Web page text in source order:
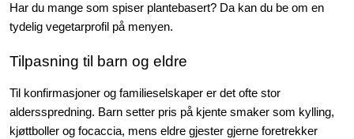
Har du mange som spiser plantebasert? Da kan du be om en
tydelig vegetarprofil på menyen.
Tilpasning til barn og eldre
Til konfirmasjoner og familieselskaper er det ofte stor
aldersspredning. Barn setter pris på kjente smaker som kylling,
kjøttboller og focaccia, mens eldre gjester gjerne foretrekker